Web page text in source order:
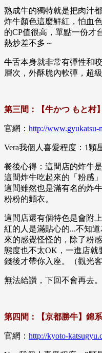
熟成牛的獨特就是把肉汁
炸牛顏色這麼鮮紅，怕血
的CP值很高，單點一份才
熱炒差不多～
牛舌本身就非常有彈性和
層次，外酥脆內軟彈，超
第三間：【牛かつ もと村
官網： http://www.gyukatsu-
Vera我個人喜愛程度​​​：1顆
餐後心得：這間店的炸牛
這間炸牛吃起來的「粉感
這間雖然也是滿有名的炸
粉粉的麵衣。
這間店還有個特色是會附
紅的人是滿貼心的...不知
來的感覺怪怪的，除了粉
態度也不太OK，一進店就
錢後才帶你入座。（觀光
無法給讚，下回不會再去。
第四間：【京都勝牛】錦
官網： http://kyoto-